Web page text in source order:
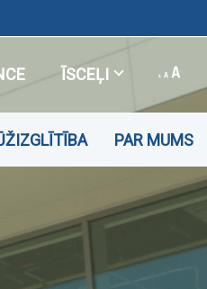
ĪSCEĻI
PAR MUMS